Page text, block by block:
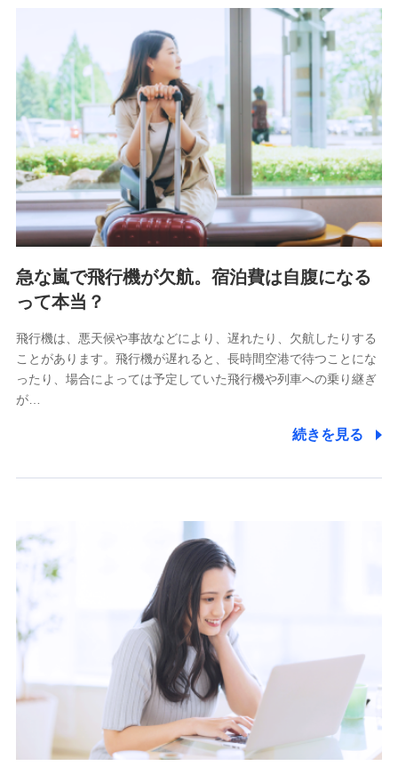
急な嵐で飛行機が欠航。宿泊費は自腹になる
って本当？
飛行機は、悪天候や事故などにより、遅れたり、欠航したりする
ことがあります。飛行機が遅れると、長時間空港で待つことにな
ったり、場合によっては予定していた飛行機や列車への乗り継ぎ
が…
続きを見る